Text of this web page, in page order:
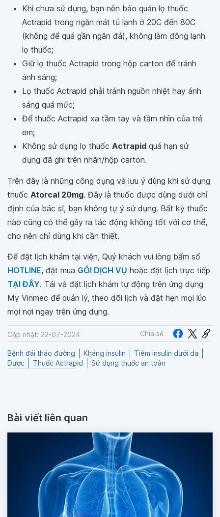
Khi chưa sử dụng, bạn nên bảo quản lọ thuốc
Actrapid trong ngăn mát tủ lạnh ở 20C đến 80C
(không để quá gần ngăn đá), không làm đông lạnh
lọ thuốc;
Giữ lọ thuốc Actrapid trong hộp carton để tránh
ánh sáng;
Lọ thuốc Actrapid phải tránh nguồn nhiệt hay ánh
sáng quá mức;
Để thuốc Actrapid xa tầm tay và tầm nhìn của trẻ
em;
Không sử dụng lọ thuốc Actrapid quá hạn sử
dụng đã ghi trên nhãn/hộp carton.
Trên đây là những công dụng và lưu ý dùng khi sử dụng
thuốc Atorcal 20mg. Đây là thuốc được dùng dưới chỉ
định của bác sĩ, bạn không tự ý sử dụng. Bất kỳ thuốc
nào cũng có thể gây ra tác động không tốt với cơ thể,
cho nên chỉ dùng khi cần thiết.
Để đặt lịch khám tại viện, Quý khách vui lòng bấm số
HOTLINE, đặt mua GÓI DỊCH VỤ hoặc đặt lịch trực tiếp
TẠI ĐÂY. Tải và đặt lịch khám tự động trên ứng dụng
My Vinmec để quản lý, theo dõi lịch và đặt hẹn mọi lúc
mọi nơi ngay trên ứng dụng.
Cập nhật: 22-07-2024 Chia sẻ
Bệnh đái tháo đường Kháng insulin
Tiêm insulin dưới da
Dược
Thuốc Actrapid Sử dụng thuốc an toàn
Bài viết liên quan